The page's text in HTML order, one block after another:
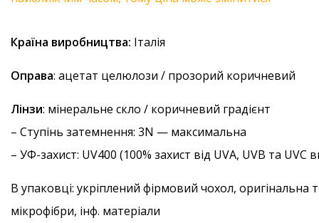
Країна виробництва: Італія
Оправа: ацетат целюлози / прозорий коричневий
Лінзи: мінеральне скло / коричневий градієнт
– Ступінь затемнення: 3N — максимальна
– УФ-захист: UV400 (100% захист від UVA, UVB та
В упаковці: укріплений фірмовий чохол, оригінальна
мікрофібри, інф. матеріали